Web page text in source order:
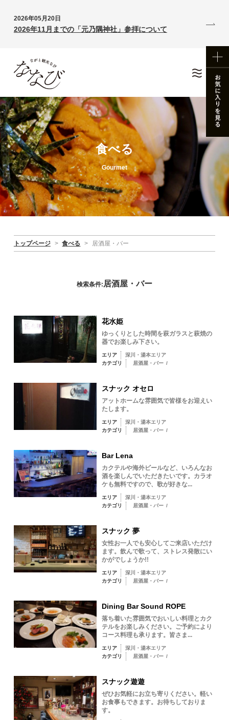
2026年05月20日
2026年11月までの「元乃隅神社」参拝について
トップページ > 食べる > 居酒屋・バー
食べる
Gourmet
検索条件: 居酒屋・バー
花水姫
ゆっくりとした時間を萩ガラスと萩焼の
器でお楽しみ下さい。
エリア
深川・湯本エリア
カテゴリ
居酒屋・バー /
スナック オセロ
アットホームな雰囲気で皆様をお迎えい
たします。
エリア
深川・湯本エリア
カテゴリ
居酒屋・バー /
Bar Lena
カクテルや海外ビールなど、いろんなお
酒を楽しんでいただきたいです。カラオ
ケも無料ですので、歌が好きな...
エリア
深川・湯本エリア
カテゴリ
居酒屋・バー /
スナック 夢
女性お一人でも安心してご来店いただけ
ます。飲んで歌って、ストレス発散にい
かがでしょうか!!
エリア
深川・湯本エリア
カテゴリ
居酒屋・バー /
Dining Bar Sound ROPE
落ち着いた雰囲気でおいしい料理とカク
テルをお楽しみください。ご予約により
コース料理も承ります。皆さま...
エリア
深川・湯本エリア
カテゴリ
居酒屋・バー /
スナック遊遊
ぜひお気軽にお立ち寄りください。軽い
お食事もできます。お待ちしておりま
す。